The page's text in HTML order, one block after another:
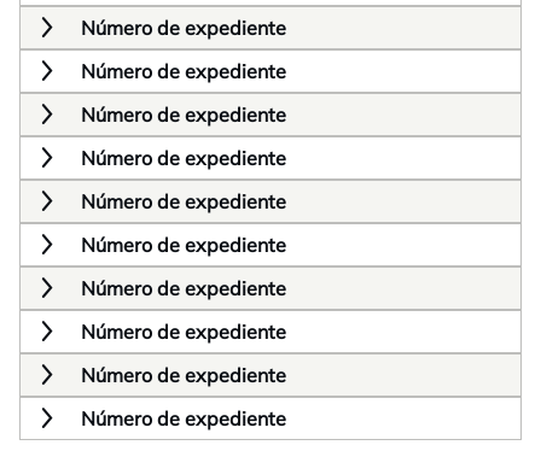
Número de expediente
Número de expediente
Número de expediente
Número de expediente
Número de expediente
Número de expediente
Número de expediente
Número de expediente
Número de expediente
Número de expediente